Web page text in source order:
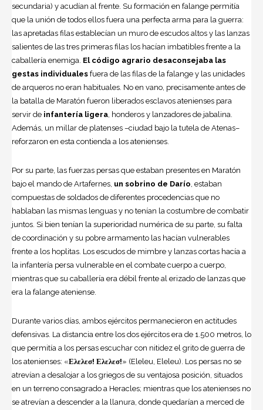
secundaria) y acudían al frente. Su formación en falange permitía
que la unión de todos ellos fuera una perfecta arma para la guerra:
las apretadas filas establecían un muro de escudos altos y las lanzas
salientes de las tres primeras filas los hacían imbatibles frente a la
caballería enemiga. El código agrario desaconsejaba las
gestas individuales fuera de las filas de la falange y las unidades
de arqueros no eran habituales. No en vano, precisamente antes de
la batalla de Maratón fueron liberados esclavos atenienses para
servir de infantería ligera , honderos y lanzadores de jabalina.
Además, un millar de platenses –ciudad bajo la tutela de Atenas–
reforzaron en esta contienda a los atenienses.
Por su parte, las fuerzas persas que estaban presentes en Maratón
bajo el mando de Artafernes, un sobrino de Darío , estaban
compuestas de soldados de diferentes procedencias que no
hablaban las mismas lenguas y no tenían la costumbre de combatir
juntos. Si bien tenían la superioridad numérica de su parte, su falta
de coordinación y su pobre armamento las hacían vulnerables
frente a los hoplitas. Los escudos de mimbre y lanzas cortas hacía a
la infantería persa vulnerable en el combate cuerpo a cuerpo,
mientras que su caballería era débil frente al erizado de lanzas que
era la falange ateniense.
Durante varios días, ambos ejércitos permanecieron en actitudes
defensivas. La distancia entre los dos ejércitos era de 1.500 metros, lo
que permitía a los persas escuchar con nitidez el grito de guerra de
los atenienses: «Ελελεσ! Ελελεσ!» (Eleleu, Eleleu). Los persas no se
atrevían a desalojar a los griegos de su ventajosa posición, situados
en un terreno consagrado a Heracles; mientras que los atenienses no
se atrevían a descender a la llanura, donde quedarían a merced de